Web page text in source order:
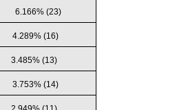
6.166% (23)
4.289% (16)
3.485% (13)
3.753% (14)